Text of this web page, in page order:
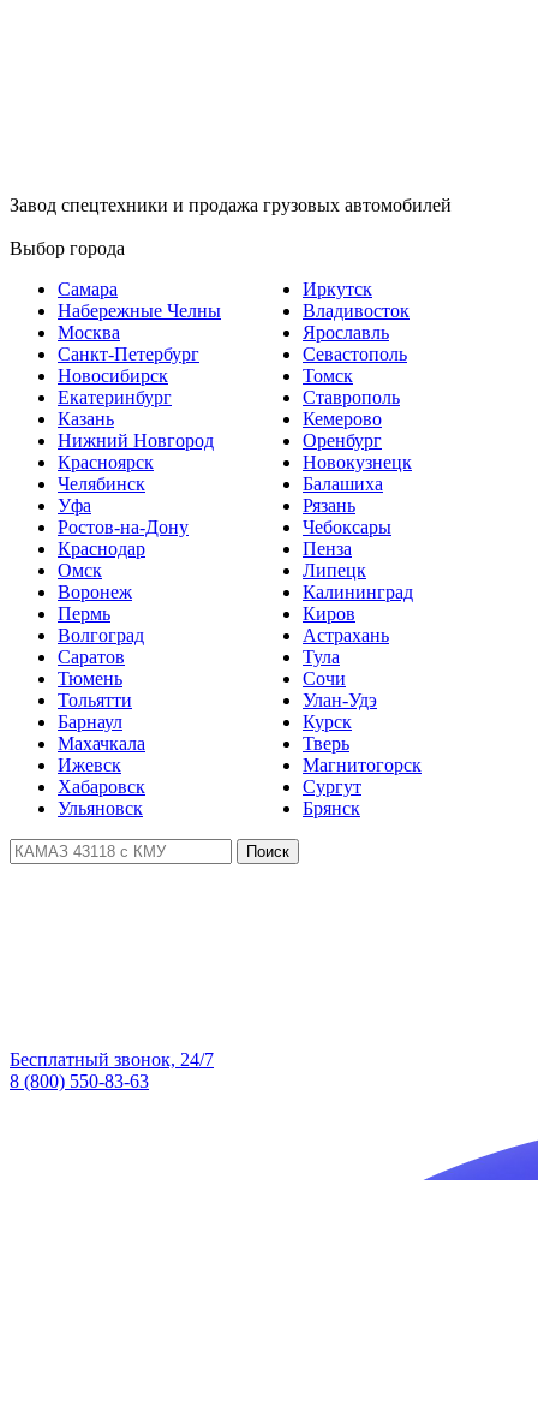
Завод спецтехники и продажа грузовых автомобилей
Выбор города
Самара
Набережные Челны
Москва
Санкт-Петербург
Новосибирск
Екатеринбург
Казань
Нижний Новгород
Красноярск
Челябинск
Уфа
Ростов-на-Дону
Краснодар
Омск
Воронеж
Пермь
Волгоград
Саратов
Тюмень
Тольятти
Барнаул
Махачкала
Ижевск
Хабаровск
Ульяновск
Иркутск
Владивосток
Ярославль
Севастополь
Томск
Ставрополь
Кемерово
Оренбург
Новокузнецк
Балашиха
Рязань
Чебоксары
Пенза
Липецк
Калининград
Киров
Астрахань
Тула
Сочи
Улан-Удэ
Курск
Тверь
Магнитогорск
Сургут
Брянск
Поиск
Бесплатный звонок, 24/7
8 (800) 550-83-63